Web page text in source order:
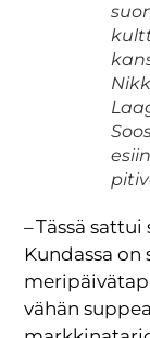
– Tässä
Kundassa on
vähän